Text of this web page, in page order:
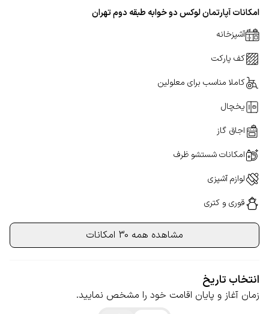
امکانات آپارتمان لوکس دو خوابه طبقه دوم تهران
آشپزخانه
کف پارکت
کاملا مناسب برای معلولین
یخچال
اجاق گاز
امکانات شستشو ظرف
لوازم آشپزی
قوری و کتری
مشاهده همه 30 امکانات
انتخاب تاریخ
زمان آغاز و پایان اقامت خود را مشخص نمایید.